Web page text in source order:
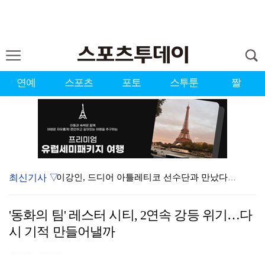
연예 스포츠 포토 스투툰 짤
이강인, 드디어 아틀레티코 선수단과 만났다…시메오네 감…
대한축구협회, 외국인 심판 7차례 성접대 의혹…이 기간…
최신기사 ▽
'동화의 팀' 레스터 시티, 2연속 강등 위기…다
시 기적 만들어낼까